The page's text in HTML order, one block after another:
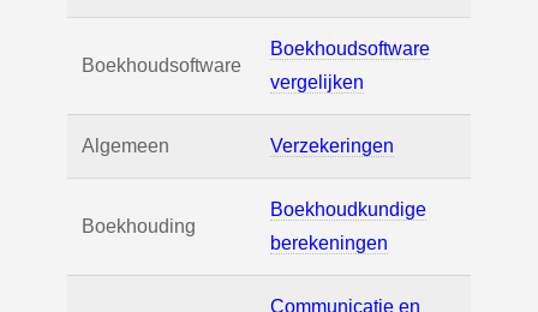
Boekhoudsoftware
Boekhoudsoftware
vergelijken
Algemeen Verzekeringen
Boekhouding
Boekhoudkundige
berekeningen
Communicatie en